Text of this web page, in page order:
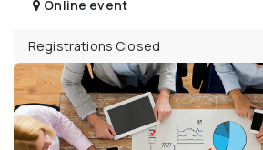
Online event
Registrations Closed